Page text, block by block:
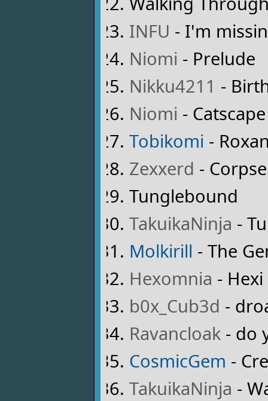
INFU - I'm
Niomi - Prelude
Nikku4211 -
Niomi - Catscape
Tobikomi -
Zexxerd -
Tunglebound
TakuikaNinja -
Molkirill - The
Hexomnia - Hexi
b0x_Cub3d -
Ravancloak - do
CosmicGem -
TakuikaNinja -